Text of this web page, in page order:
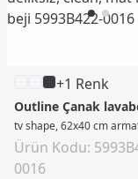
+1 Renk
Outline Çanak
tv shape, 62x40 cm
Ürün Kodu:
0016